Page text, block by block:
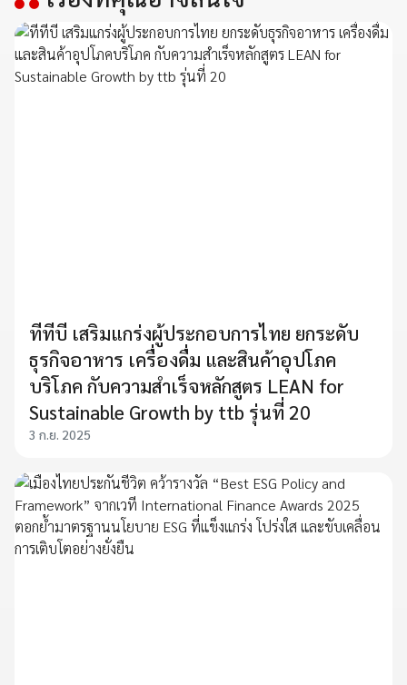
ทีทีบี เสริมแกร่งผู้ประกอบการไทย ยกระดับ
ธุรกิจอาหาร เครื่องดื่ม และสินค้าอุปโภค
บริโภค กับความสำเร็จหลักสูตร LEAN for
Sustainable Growth by ttb รุ่นที่ 20
3 ก.ย. 2025